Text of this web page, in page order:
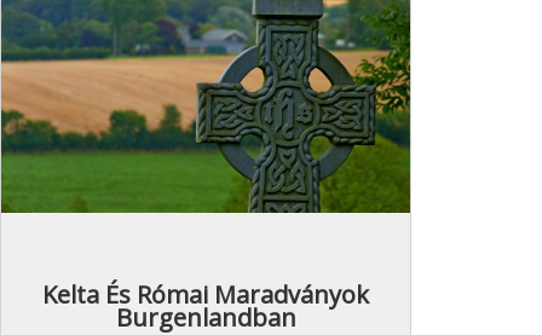
Kelta És Római Maradványok
Burgenlandban